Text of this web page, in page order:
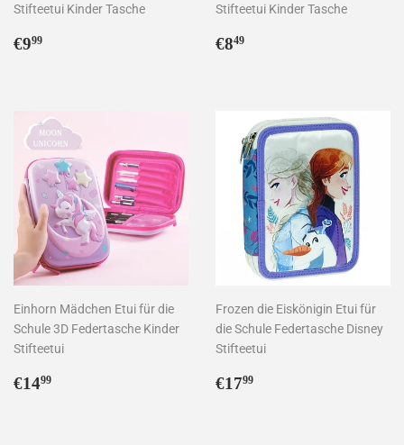
Stifteetui Kinder Tasche
Normaler
€999
Stifteetui Kinder Tasche
Normaler
€849
Einhorn Mädchen Etui für die
Schule 3D Federtasche Kinder
Stifteetui
Normaler
€1499
Frozen die Eiskönigin Etui für
die Schule Federtasche Disney
Stifteetui
Normaler
€1799